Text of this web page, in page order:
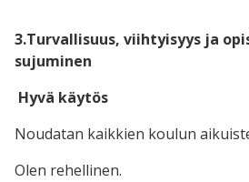
3.Turvallisuus, viihtyisyys ja
sujuminen
Hyvä käytös
Noudatan kaikkien koulun
Olen rehellinen.